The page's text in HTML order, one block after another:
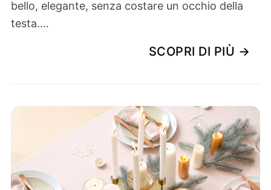
bello, elegante, senza costare un occhio della
testa.…
SCOPRI DI PIÙ →